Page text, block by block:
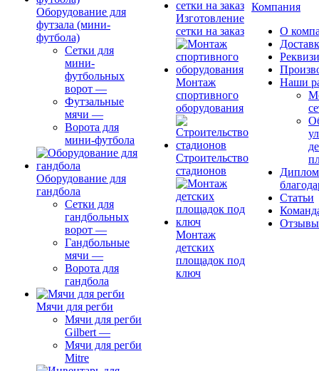
Оборудование для
футзала (мини-
футбола)
Сетки для
мини-
футбольных
ворот —
Футзальные
мячи —
Ворота для
мини-футбола
Оборудование для
гандбола
Сетки для
гандбольных
ворот —
Гандбольные
мячи —
Ворота для
гандбола
Мячи для регби
Мячи для регби
Gilbert —
Мячи для регби
Mitre
Изготовление
сетки на заказ
Монтаж
спортивного
оборудования
Строительство
стадионов
Монтаж
детских
площадок под
ключ
Компания
О
Наши
Статьи
Отзывы